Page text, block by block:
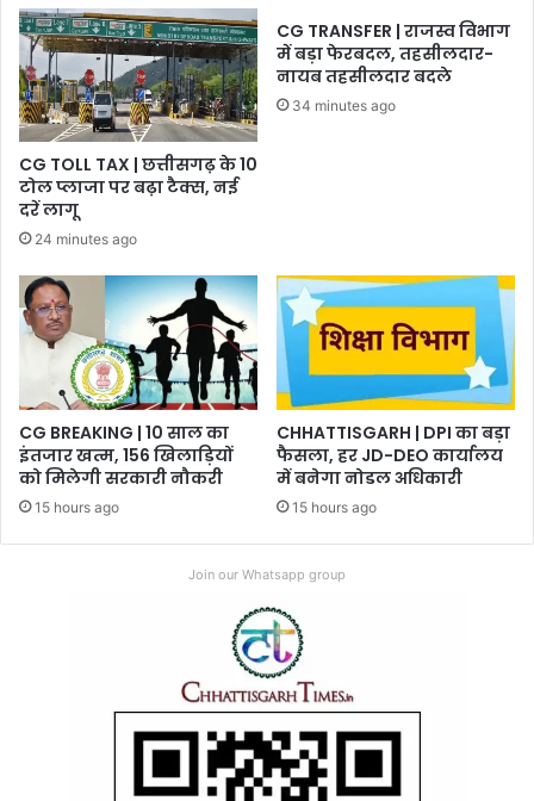
CG TOLL TAX | छत्तीसगढ़ के 10
टोल प्लाजा पर बढ़ा टैक्स, नई
दरें लागू
24 minutes ago
CG TRANSFER | राजस्व विभाग
में बड़ा फेरबदल, तहसीलदार-
नायब तहसीलदार बदले
34 minutes ago
CG BREAKING | 10 साल का
इंतजार खत्म, 156 खिलाड़ियों
को मिलेगी सरकारी नौकरी
15 hours ago
CHHATTISGARH | DPI का बड़ा
फैसला, हर JD-DEO कार्यालय
में बनेगा नोडल अधिकारी
15 hours ago
Join our Whatsapp group